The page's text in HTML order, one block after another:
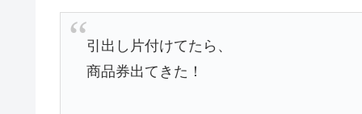
引出し片付けてたら、
商品券出てきた！